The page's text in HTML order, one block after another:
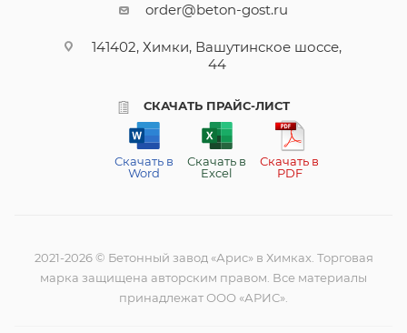
order@beton-gost.ru
141402, Химки, Вашутинское шоссе,
44
СКАЧАТЬ ПРАЙС-ЛИСТ
Скачать в
Word
Скачать в
Excel
Скачать в
PDF
2021-2026 © Бетонный завод «Арис» в Химках. Торговая
марка защищена авторским правом. Все материалы
принадлежат ООО «АРИС».